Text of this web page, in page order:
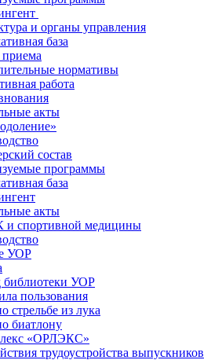
и органы управления
база
нормативы
работа
акты
состав
программы
база
акты
спортивной медицины
УОР
УОР
пользования
стрельбе из лука
биатлону
«ОРЛЭКС»
трудоустройства выпускников